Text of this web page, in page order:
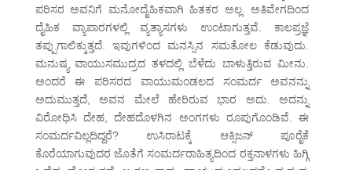
ಪರಿಸರ ಅವನಿಗೆ ಮನೋದೈಹಿಕವಾಗಿ ಹಿತಕರ ಅಲ್ಲ. ಅತಿವೇಗದಿಂದ
ದೈಹಿಕ ವ್ಯಾಪಾರಗಳಲ್ಲಿ ವ್ಯತ್ಯಾಸಗಳು ಉಂಟಾಗುತ್ತವೆ. ಕಾಲಪ್ರಜ್ಞೆ
ತಪ್ಪುಗಾಲಿಕ್ಕುತ್ತದೆ. ಇವುಗಳಿಂದ ಮನಸ್ಸಿನ ಸಮತೋಲ ಕೆಡುವುದು.
ಮನುಷ್ಯ ವಾಯುಸಮುದ್ರದ ತಳದಲ್ಲಿ ಬೆಳೆದು ಬಾಳುತ್ತಿರುವ ಮೀನು.
ಅಂದರೆ ಈ ಪರಿಸರದ ವಾಯುಮಂಡಲದ ಸಂಮರ್ದ ಅವನನ್ನು
ಅದುಮುತ್ತದೆ, ಅವನ ಮೇಲೆ ಹೇರಿರುವ ಭಾರ ಅದು. ಅದನ್ನು
ವಿರೋಧಿಸಿ ದೇಹ, ದೇಹದೊಳಗಿನ ಅಂಗಗಳು ರೂಪುಗೊಂಡಿವೆ. ಈ
ಸಂಮರ್ದವಿಲ್ಲದಿದ್ದರೆ? ಉಸಿರಾಟಕ್ಕೆ ಆಕ್ಸಿಜನ್ ಪೂರೈಕೆ
ಕೊರೆಯಾಗುವುದರ ಜೊತೆಗೆ ಸಂಮರ್ದರಾಹಿತ್ಯದಿಂದ ರಕ್ತನಾಳಗಳು ಹಿಗ್ಗಿ